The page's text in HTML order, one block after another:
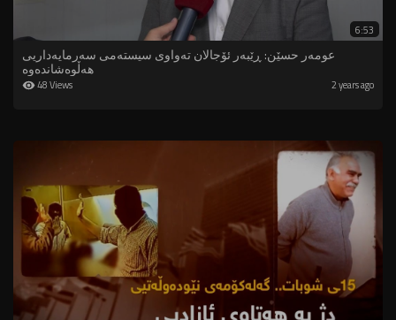
6:53
عومەر حسێن: ڕێبەر ئۆجالان تەواوی سیستەمی سەرمایەداریی
هەڵوەشاندەوە
48 Views 2 years ago